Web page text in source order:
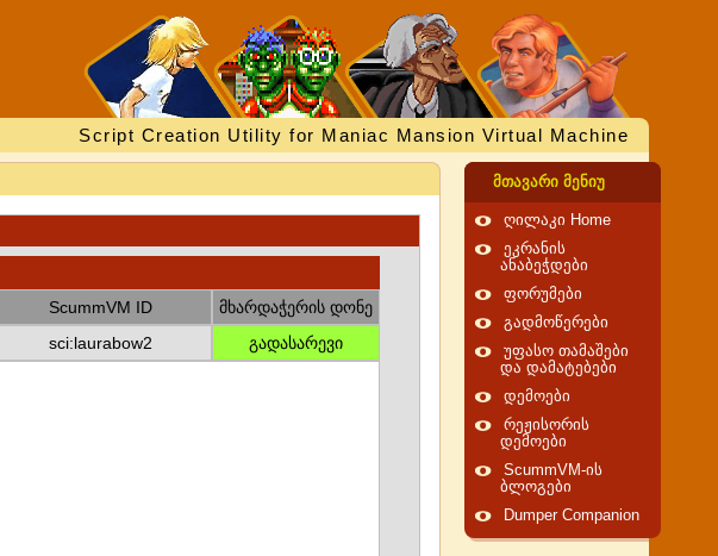
Script Creation Utility for Maniac Mansion Virtual Machine
ScummVM ID
მხარდაჭერის დონე
sci:laurabow2 გადასარევი
მთავარი მენიუ
ღილაკი Home
ეკრანის
ანაბეჭდები
ფორუმები
გადმოწერები
უფასო თამაშები
და დამატებები
დემოები
რეჟისორის
დემოები
ScummVM-ის
ბლოგები
Dumper Companion